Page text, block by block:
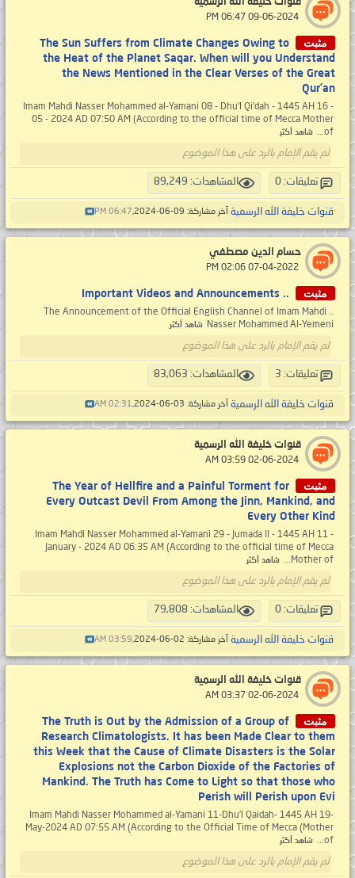
مثبت
The Sun Suffers from Climate Changes Owing to
the Heat of the Planet Saqar. When will you Understand
the News Mentioned in the Clear Verses of the Great
Qur’an
Imam Mahdi Nasser Mohammed al-Yamani 08 - Dhu'l Qi’dah - 1445 AH 16 -
05 - 2024 AD 07:50 AM (According to the official time of Mecca Mother
of...
شاهد أكثر
لم يقم الإمام بالرد على هذا الموضوع
تعليقات: 0 المشاهدات: 89,249
قنوات خليفة الله الرسمية آخر مشاركة: 09-06-2024, 06:47 PM
حسام الدين مصطفي
مثبت .. Important Videos and Announcements
.. The Announcement of the Official English Channel of Imam Mahdi
Nasser Mohammed Al-Yemeni
شاهد أكثر
لم يقم الإمام بالرد على هذا الموضوع
تعليقات: 3 المشاهدات: 83,063
قنوات خليفة الله الرسمية آخر مشاركة: 03-06-2024, 02:31 AM
قنوات خليفة الله الرسمية
مثبت
The Year of Hellfire and a Painful Torment for
Every Outcast Devil From Among the Jinn, Mankind, and
Every Other Kind
Imam Mahdi Nasser Mohammed al-Yamani 29 - Jumada II - 1445 AH 11 -
January - 2024 AD 06:35 AM (According to the official time of Mecca
Mother of...
شاهد أكثر
لم يقم الإمام بالرد على هذا الموضوع
تعليقات: 0 المشاهدات: 79,808
قنوات خليفة الله الرسمية آخر مشاركة: 02-06-2024, 03:59 AM
قنوات خليفة الله الرسمية
مثبت
The Truth is Out by the Admission of a Group of
Research Climatologists. It has been Made Clear to them
this Week that the Cause of Climate Disasters is the Solar
Explosions not the Carbon Dioxide of the Factories of
Mankind. The Truth has Come to Light so that those who
Perish will Perish upon Evi
Imam Mahdi Nasser Mohammed al-Yamani 11-Dhu’l Qaidah- 1445 AH 19-
May-2024 AD 07:55 AM (According to the Official Time of Mecca (Mother
of...
شاهد أكثر
لم يقم الإمام بالرد على هذا الموضوع